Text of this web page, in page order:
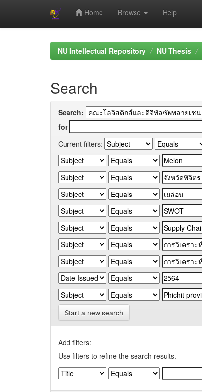
Home Browse Help
NU Intellectual Repository NU Thesis
Search
Search:
for
Current filters:
Start a new search
Add filters:
Use filters to refine the search results.